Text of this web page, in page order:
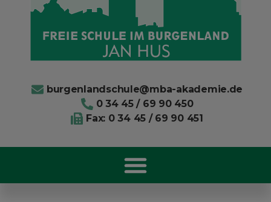
burgenlandschule@mba-akademie.de
0 34 45 / 69 90 450
Fax: 0 34 45 / 69 90 451